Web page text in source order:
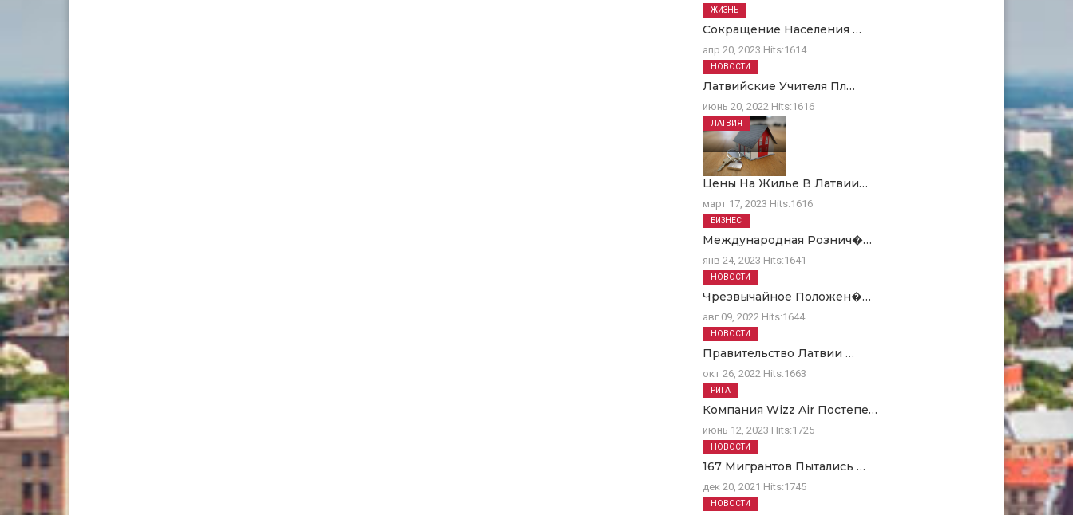
Сокращение Населения …
апр 20, 2023 Hits:1614
ЖИЗНЬ
Латвийские Учителя Пл…
июнь 20, 2022 Hits:1616
НОВОСТИ
Цены На Жилье В Латвии…
март 17, 2023 Hits:1616
ЛАТВИЯ
Международная Рознич�…
янв 24, 2023 Hits:1641
БИЗНЕС
Чрезвычайное Положен�…
авг 09, 2022 Hits:1644
НОВОСТИ
Правительство Латвии …
окт 26, 2022 Hits:1663
НОВОСТИ
Компания Wizz Air Постепе…
июнь 12, 2023 Hits:1725
РИГА
167 Мигрантов Пытались …
дек 20, 2021 Hits:1745
НОВОСТИ
НОВОСТИ